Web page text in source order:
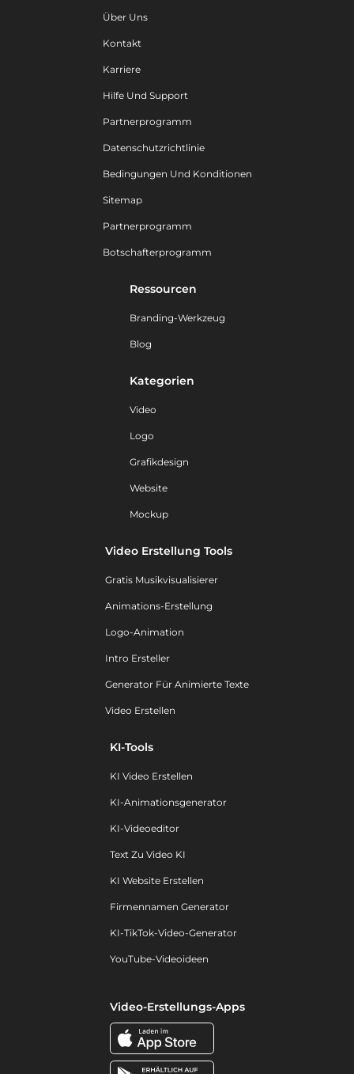
Über Uns
Kontakt
Karriere
Hilfe Und Support
Partnerprogramm
Datenschutzrichtlinie
Bedingungen Und Konditionen
Sitemap
Partnerprogramm
Botschafterprogramm
Ressourcen
Branding-Werkzeug
Blog
Kategorien
Video
Logo
Grafikdesign
Website
Mockup
Video Erstellung Tools
Gratis Musikvisualisierer
Animations-Erstellung
Logo-Animation
Intro Ersteller
Generator Für Animierte Texte
Video Erstellen
KI-Tools
KI Video Erstellen
KI-Animationsgenerator
KI-Videoeditor
Text Zu Video KI
KI Website Erstellen
Firmennamen Generator
KI-TikTok-Video-Generator
YouTube-Videoideen
Video-Erstellungs-Apps